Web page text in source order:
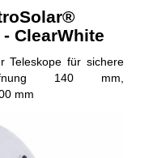
ClearWhite
Teleskope für sichere
140 mm,
mm